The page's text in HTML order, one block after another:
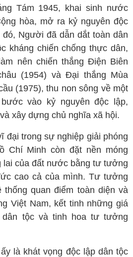
Tám 1945, khai sinh nước
hòa, mở ra kỷ nguyên độc
đó, Người đã dẫn dắt toàn dân
kháng chiến chống thực dân,
nên chiến thắng Điện Biên
(1954) và Đại thắng Mùa
(1975), thu non sông về một
vào kỷ nguyên độc lập,
xây dựng chủ nghĩa xã hội.
đại trong sự nghiệp giải phóng
Chí Minh còn đặt nền móng
của đất nước bằng tư tưởng
cao cả của mình. Tư tưởng
quan điểm toàn diện và
Việt Nam, kết tinh những giá
dân tộc và tinh hoa tư tưởng
là khát vọng độc lập dân tộc